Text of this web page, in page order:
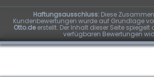
Haftungsausschluss:Diese
Kundenbewertungen wurde auf Grundlage
Otto.deerstellt. Der Inhalt dieser Seite spiegelt
verfügbaren Bewertungen